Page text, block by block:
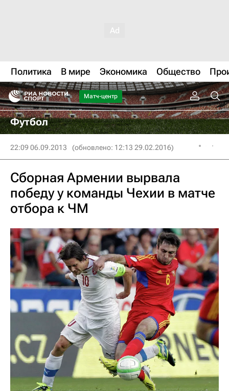
Политика В мире Экономика Общество
Матч-центр
Футбол
22:09 06.09.2013 (обновлено: 12:13 29.02.2016)
Сборная Армении вырвала
победу у команды Чехии в матче
отбора к ЧМ